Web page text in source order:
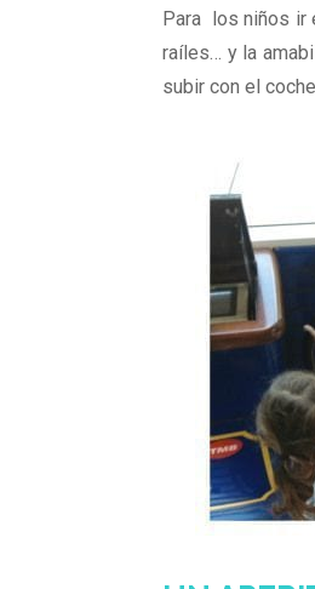
Para los niños ir
raíles… y la
subir con el